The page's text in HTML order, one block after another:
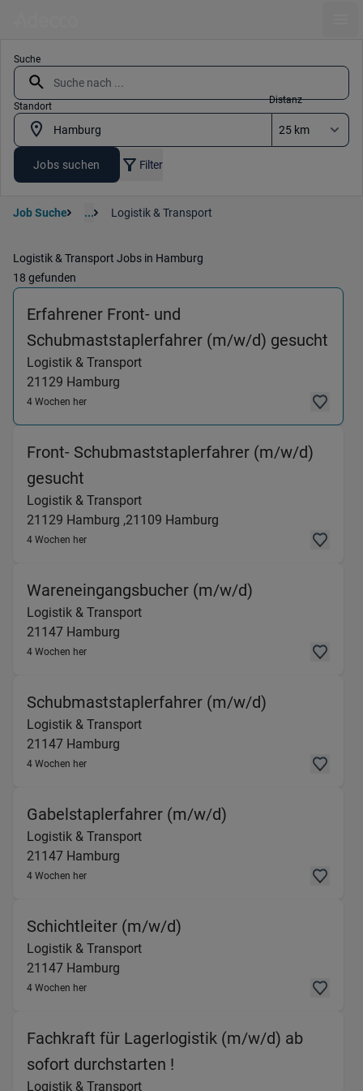
Suche
Standort
Distanz
Jobs suchen Filter
Job Suche ... Logistik & Transport
Logistik & Transport Jobs in Hamburg
18 gefunden
Erfahrener Front- und
Schubmaststaplerfahrer (m/w/d) gesucht
Logistik & Transport
21129 Hamburg
4 Wochen her
Front- Schubmaststaplerfahrer (m/w/d)
gesucht
Logistik & Transport
21129 Hamburg ,21109 Hamburg
4 Wochen her
Wareneingangsbucher (m/w/d)
Logistik & Transport
21147 Hamburg
4 Wochen her
Schubmaststaplerfahrer (m/w/d)
Logistik & Transport
21147 Hamburg
4 Wochen her
Gabelstaplerfahrer (m/w/d)
Logistik & Transport
21147 Hamburg
4 Wochen her
Schichtleiter (m/w/d)
Logistik & Transport
21147 Hamburg
4 Wochen her
Fachkraft für Lagerlogistik (m/w/d) ab
sofort durchstarten !
Logistik & Transport